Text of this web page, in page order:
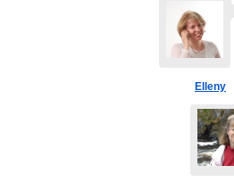
Elleny